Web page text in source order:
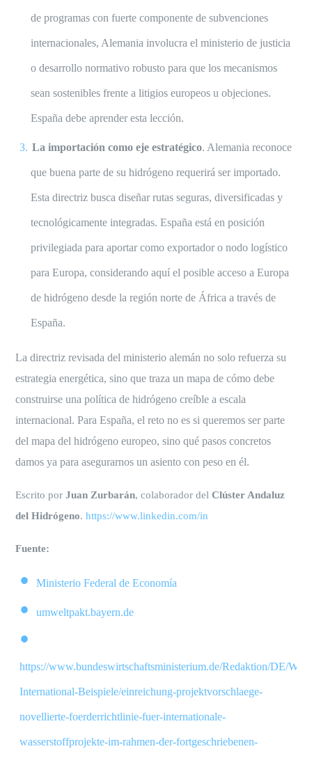
de programas con fuerte componente de subvenciones
internacionales, Alemania involucra el ministerio de justicia
o desarrollo normativo robusto para que los mecanismos
sean sostenibles frente a litigios europeos u objeciones.
España debe aprender esta lección.
La importación como eje estratégico. Alemania reconoce
que buena parte de su hidrógeno requerirá ser importado.
Esta directriz busca diseñar rutas seguras, diversificadas y
tecnológicamente integradas. España está en posición
privilegiada para aportar como exportador o nodo logístico
para Europa, considerando aquí el posible acceso a Europa
de hidrógeno desde la región norte de África a través de
España.
La directriz revisada del ministerio alemán no solo refuerza su
estrategia energética, sino que traza un mapa de cómo debe
construirse una política de hidrógeno creíble a escala
internacional. Para España, el reto no es si queremos ser parte
del mapa del hidrógeno europeo, sino qué pasos concretos
damos ya para asegurarnos un asiento con peso en él.
Escrito porJuan Zurbarán, colaborador delClúster Andaluz
del Hidrógeno.https://www.linkedin.com/in
Fuente:
Ministerio Federal de Economía
umweltpakt.bayern.de
https://www.bundeswirtschaftsministerium.de/Redaktion/DE/
International-Beispiele/einreichung-projektvorschlaege-
novellierte-foerderrichtlinie-fuer-internationale-
wasserstoffprojekte-im-rahmen-der-fortgeschriebenen-